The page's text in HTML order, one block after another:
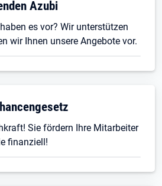
Azubi
es vor? Wir unterstützen
wir Ihnen unsere Angebote vor.
Sie fördern Ihre Mitarbeiter
finanziell!